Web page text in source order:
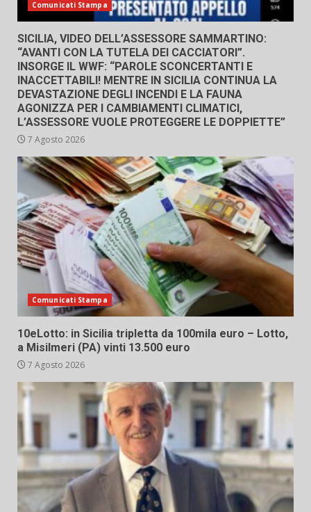
Comunicati Stampa
SICILIA, VIDEO DELL’ASSESSORE SAMMARTINO:
“AVANTI CON LA TUTELA DEI CACCIATORI”.
INSORGE IL WWF: “PAROLE SCONCERTANTI E
INACCETTABILI! MENTRE IN SICILIA CONTINUA LA
DEVASTAZIONE DEGLI INCENDI E LA FAUNA
AGONIZZA PER I CAMBIAMENTI CLIMATICI,
L’ASSESSORE VUOLE PROTEGGERE LE DOPPIETTE”
7 Agosto 2026
Comunicati Stampa
10eLotto: in Sicilia tripletta da 100mila euro – Lotto,
a Misilmeri (PA) vinti 13.500 euro
7 Agosto 2026